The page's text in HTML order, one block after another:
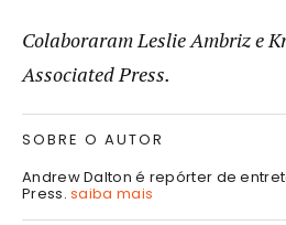
Colaboraram Leslie Ambriz e
Associated Press.
SOBRE O AUTOR
Andrew Dalton é repórter de
Press.saiba mais